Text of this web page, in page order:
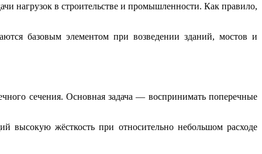
нагрузок в строительстве и промышленности. Как правило,
базовым элементом при возведении зданий, мостов и
сечения. Основная задача — воспринимать поперечные
высокую жёсткость при относительно небольшом расходе